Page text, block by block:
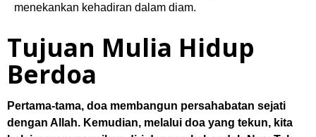
Tujuan Mulia Hidup
Berdoa
Pertama-tama, doa membangun persahabatan sejati
belajar menyesuaikan diri dengan kehendak-Nya. Tak
kalah penting, doa menjadi sumber kekuatan di tengah